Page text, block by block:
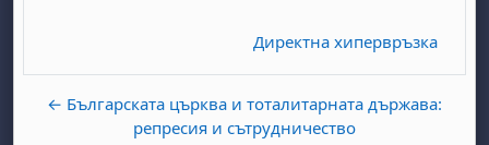
Директна хипервръзка
← Българската църква и тоталитарната държава:
репресия и сътрудничество